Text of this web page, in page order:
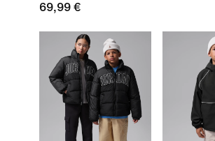
69,99 €